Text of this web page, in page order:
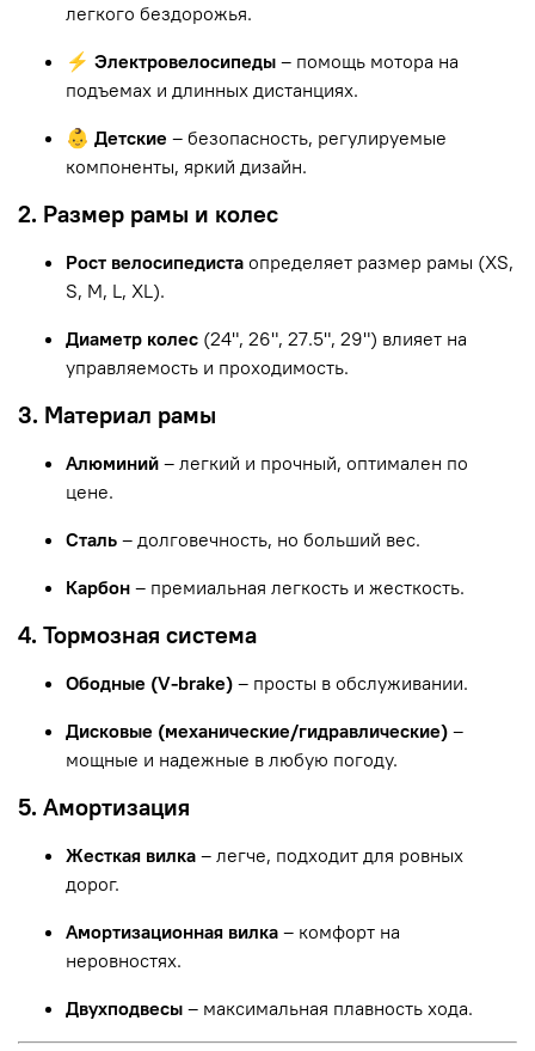
легкого бездорожья.
⚡ Электровелосипеды – помощь мотора на
подъемах и длинных дистанциях.
👶 Детские – безопасность, регулируемые
компоненты, яркий дизайн.
2. Размер рамы и колес
Рост велосипедиста определяет размер рамы (XS,
S, M, L, XL).
Диаметр колес (24", 26", 27.5", 29") влияет на
управляемость и проходимость.
3. Материал рамы
Алюминий – легкий и прочный, оптимален по
цене.
Сталь – долговечность, но больший вес.
Карбон – премиальная легкость и жесткость.
4. Тормозная система
Ободные (V-brake) – просты в обслуживании.
Дисковые (механические/гидравлические) –
мощные и надежные в любую погоду.
5. Амортизация
Жесткая вилка – легче, подходит для ровных
дорог.
Амортизационная вилка – комфорт на
неровностях.
Двухподвесы – максимальная плавность хода.